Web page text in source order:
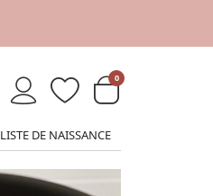
0
LISTE DE NAISSANCE